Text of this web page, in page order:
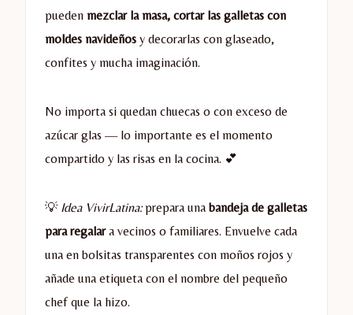
pueden mezclar la masa, cortar las galletas con
moldes navideños y decorarlas con glaseado,
confites y mucha imaginación.
No importa si quedan chuecas o con exceso de
azúcar glas — lo importante es el momento
compartido y las risas en la cocina. 💕
💡 Idea VivirLatina:prepara una bandeja de galletas
para regalara vecinos o familiares. Envuelve cada
una en bolsitas transparentes con moños rojos y
añade una etiqueta con el nombre del pequeño
chef que la hizo.